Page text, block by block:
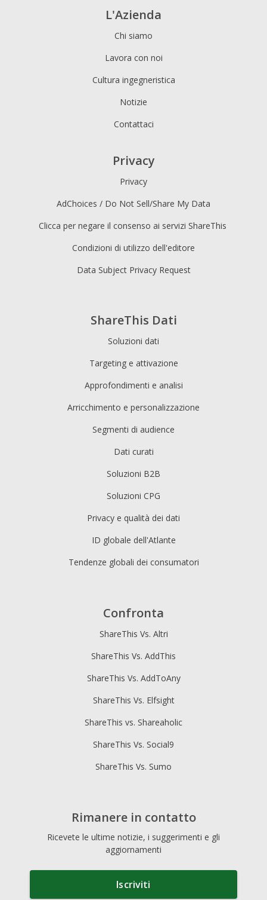
ShareThis Dati
Soluzioni dati
Targeting e attivazione
Approfondimenti e analisi
Arricchimento e personalizzazione
Segmenti di audience
Dati curati
Soluzioni B2B
Soluzioni CPG
Privacy e qualità dei dati
ID globale dell'Atlante
Tendenze globali dei consumatori
L'Azienda
Chi siamo
Lavora con noi
Cultura ingegneristica
Notizie
Contattaci
Privacy
Privacy
AdChoices / Do Not Sell/Share My Data
Clicca per negare il consenso ai servizi ShareThis
Condizioni di utilizzo dell'editore
Data Subject Privacy Request
Confronta
ShareThis Vs. Altri
ShareThis Vs. AddThis
ShareThis Vs. AddToAny
ShareThis Vs. Elfsight
ShareThis vs. Shareaholic
ShareThis Vs. Social9
ShareThis Vs. Sumo
Rimanere in contatto
Ricevete le ultime notizie, i suggerimenti e gli
aggiornamenti
Iscriviti